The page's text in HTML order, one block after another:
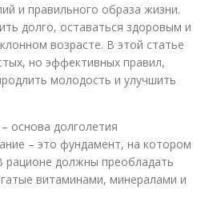
и правильного образа жизни.
долго, оставаться здоровым и
возрасте. В этой статье
но эффективных правил,
молодость и улучшить
основа долголетия
– это фундамент, на котором
рационе должны преобладать
витаминами, минералами и